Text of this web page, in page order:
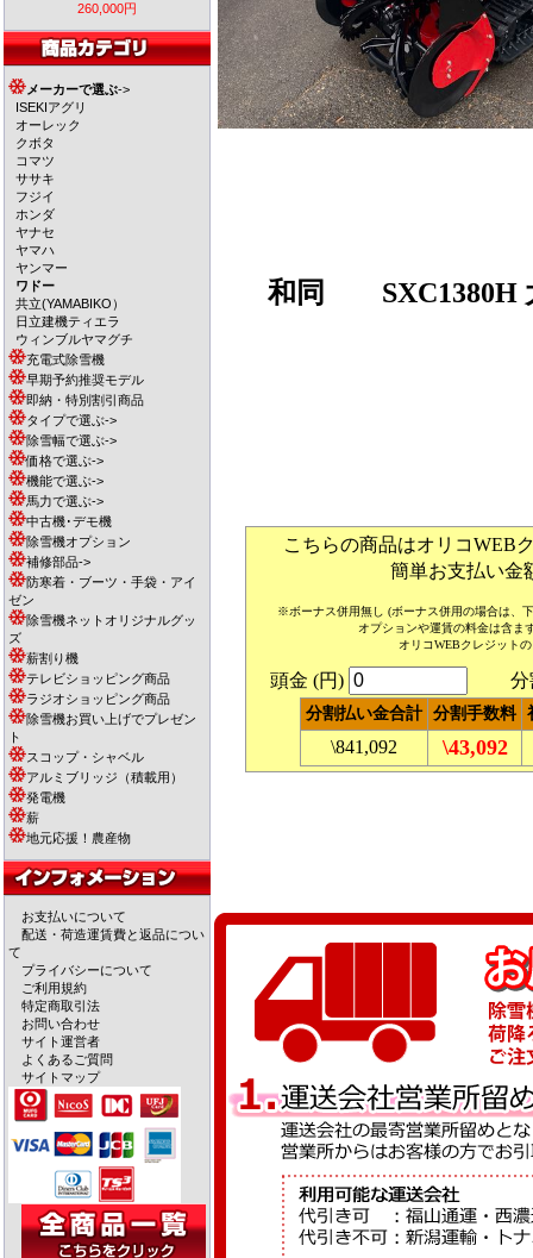
260,000円
メーカーで選ぶ->
ISEKIアグリ
オーレック
クボタ
コマツ
ササキ
フジイ
ホンダ
ヤナセ
ヤマハ
ヤンマー
ワドー
共立(YAMABIKO）
日立建機ティエラ
ウィンブルヤマグチ
充電式除雪機
早期予約推奨モデル
即納・特別割引商品
タイプで選ぶ->
除雪幅で選ぶ->
価格で選ぶ->
機能で選ぶ->
馬力で選ぶ->
中古機･デモ機
除雪機オプション
補修部品->
防寒着・ブーツ・手袋・アイ
ゼン
除雪機ネットオリジナルグッ
ズ
薪割り機
テレビショッピング商品
ラジオショッピング商品
除雪機お買い上げでプレゼン
ト
スコップ・シャベル
アルミブリッジ（積載用）
発電機
薪
地元応援！農産物
お支払いについて
配送・荷造運賃費と返品につい
て
プライバシーについて
ご利用規約
特定商取引法
お問い合わせ
サイト運営者
よくあるご質問
サイトマップ
和同 SXC1380H
こちらの商品はオリコWEB
簡単お支払い金
※ボーナス併用無し (ボーナス併用の場合は、
オプションや運賃の料金は含ま
オリコWEBクレジット
頭金 (円) 分割
分割払い金合計 分割手数料
\841,092 \43,092